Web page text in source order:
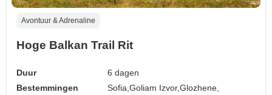
Avontuur & Adrenaline
Hoge Balkan Trail Rit
Duur
6 dagen
Bestemmingen
Sofia,Goliam Izvor,Glozhene,